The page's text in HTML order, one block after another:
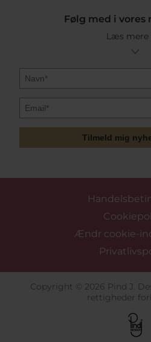
Følg med i vores
Læs mere
Tilmeld mig
Ændr cookie-
Copyright © 2026 Pind J.
rettigheder